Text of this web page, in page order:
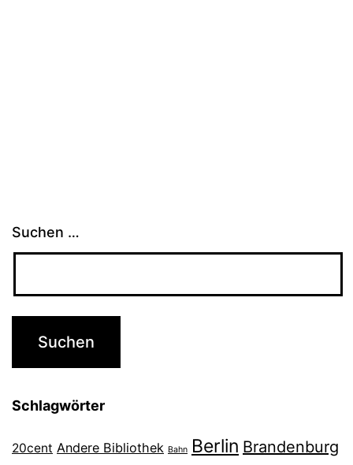
Suchen …
Schlagwörter
20cent Andere Bibliothek Bahn Berlin Brandenburg